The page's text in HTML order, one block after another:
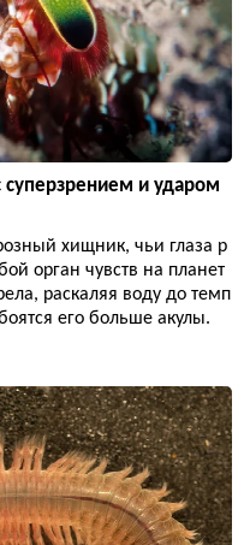
и ударом
хищник, чьи глаза р
орган чувств на планет
раскаляя воду до темп
его больше акулы.